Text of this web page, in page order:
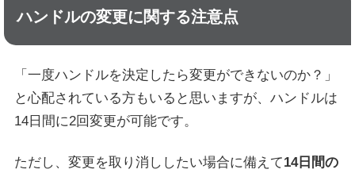
ハンドルの変更に関する注意点
「一度ハンドルを決定したら変更ができないのか？」
と心配されている方もいると思いますが、ハンドルは
14日間に2回変更が可能です。
ただし、変更を取り消ししたい場合に備えて14日間の